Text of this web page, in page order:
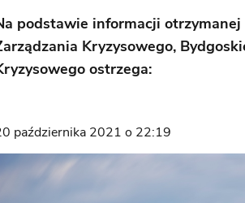
podstawie informacji
Kryzysowego,
ostrzega:
października 2021 o 22:19